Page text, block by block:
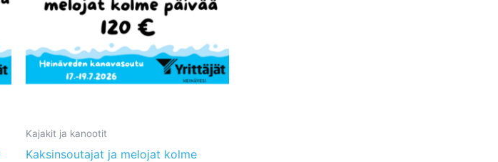
Kajakit ja kanootit
Kaksinsoutajat ja melojat kolme